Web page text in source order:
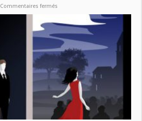
Commentaires fermés
des
–
Spéciale
Conteurs
en
campagne
2017